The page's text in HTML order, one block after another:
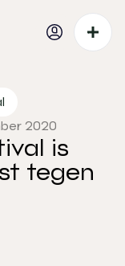
2020
is
tegen